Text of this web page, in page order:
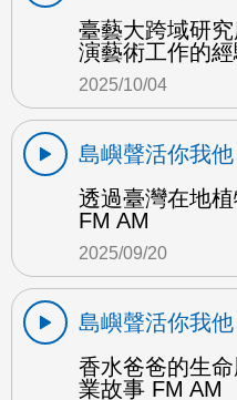
臺藝大跨域研
演藝術工作的
2025/10/04
島嶼聲活你我他
透過臺灣在地
FM AM
2025/09/20
島嶼聲活你我他
香水爸爸的生
業故事 FM AM